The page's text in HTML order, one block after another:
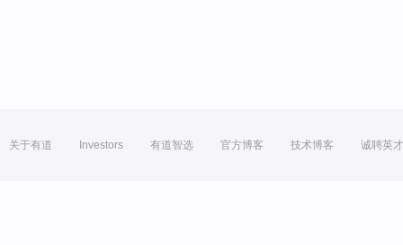
关于有道 Investors 有道智选 官方博客 技术博客 诚聘英才